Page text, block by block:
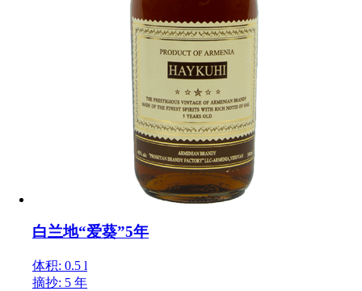
白兰地“爱葵”5年
体积: 0.5 l
摘抄: 5 年